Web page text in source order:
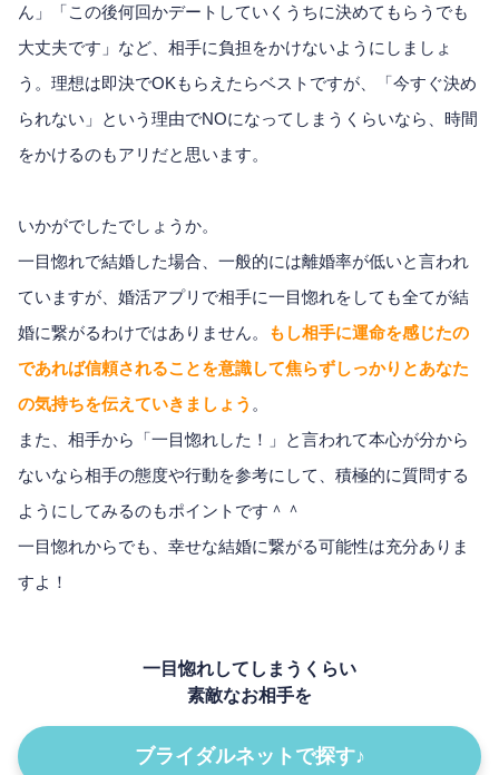
ん」「この後何回かデートしていくうちに決めてもらうでも
大丈夫です」など、相手に負担をかけないようにしましょ
う。理想は即決でOKもらえたらベストですが、「今すぐ決め
られない」という理由でNOになってしまうくらいなら、時間
をかけるのもアリだと思います。
いかがでしたでしょうか。
一目惚れで結婚した場合、一般的には離婚率が低いと言われ
ていますが、婚活アプリで相手に一目惚れをしても全てが結
婚に繋がるわけではありません。
もし相手に運命を感じたの
であれば信頼されることを意識して焦らずしっかりとあなた
の気持ちを伝えていきましょう 。
また、相手から「一目惚れした！」と言われて本心が分から
ないなら相手の態度や行動を参考にして、積極的に質問する
ようにしてみるのもポイントです＾＾
一目惚れからでも、幸せな結婚に繋がる可能性は充分ありま
すよ！
一目惚れしてしまうくらい
素敵なお相手を
ブライダルネットで探す♪